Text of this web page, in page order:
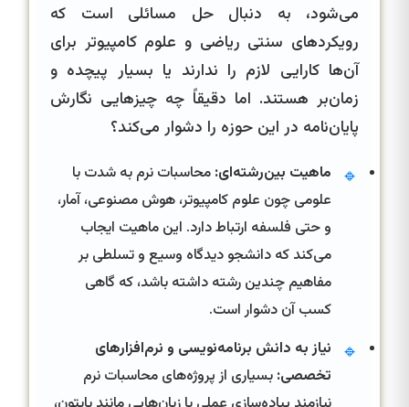
می‌شود، به دنبال حل مسائلی است که
رویکردهای سنتی ریاضی و علوم کامپیوتر برای
آن‌ها کارایی لازم را ندارند یا بسیار پیچده و
زمان‌بر هستند. اما دقیقاً چه چیزهایی نگارش
پایان‌نامه در این حوزه را دشوار می‌کند؟
🔹 ماهیت بین‌رشته‌ای: محاسبات نرم به شدت با
علومی چون علوم کامپیوتر، هوش مصنوعی، آمار،
و حتی فلسفه ارتباط دارد. این ماهیت ایجاب
می‌کند که دانشجو دیدگاه وسیع و تسلطی بر
مفاهیم چندین رشته داشته باشد، که گاهی
کسب آن دشوار است.
🔹 نیاز به دانش برنامه‌نویسی و نرم‌افزارهای
تخصصی: بسیاری از پروژه‌های محاسبات نرم